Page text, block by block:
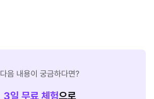
다음 내용이 궁금하다면?
3일 무료 체험으로